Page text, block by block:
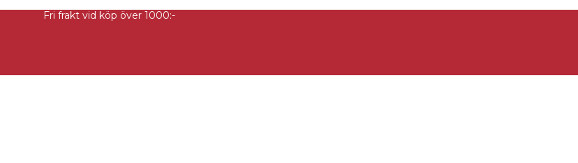
Fri frakt vid köp över 1000:-